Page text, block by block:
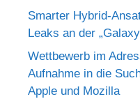
Smarter Hybrid-
Leaks an der
Wettbewerb im
Aufnahme in die
Apple und Mozilla